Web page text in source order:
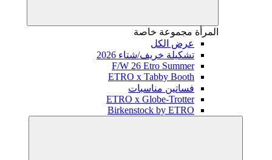
المرأة مجموعة خاصة
عرض الكل
تشكيلة خريف/شتاء 2026
F/W 26 Etro Summer
ETRO x Tabby Booth
فساتين مناسبات
ETRO x Globe-Trotter
Birkenstock by ETRO